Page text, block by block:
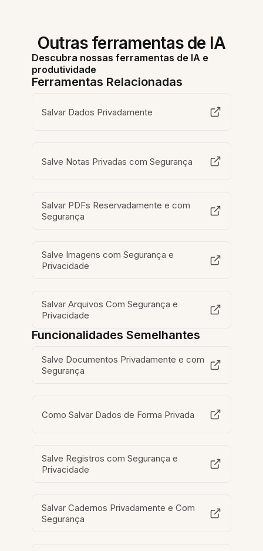
Outras ferramentas de IA
Descubra nossas ferramentas de IA e
produtividade
Ferramentas Relacionadas
Salvar Dados Privadamente
Salve Notas Privadas com Segurança
Salvar PDFs Reservadamente e com
Segurança
Salve Imagens com Segurança e
Privacidade
Salvar Arquivos Com Segurança e
Privacidade
Funcionalidades Semelhantes
Salve Documentos Privadamente e com
Segurança
Como Salvar Dados de Forma Privada
Salve Registros com Segurança e
Privacidade
Salvar Cadernos Privadamente e Com
Segurança